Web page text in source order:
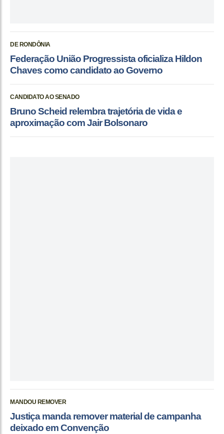
DE RONDÔNIA
Federação União Progressista oficializa Hildon
Chaves como candidato ao Governo
CANDIDATO AO SENADO
Bruno Scheid relembra trajetória de vida e
aproximação com Jair Bolsonaro
MANDOU REMOVER
Justiça manda remover material de campanha
deixado em Convenção